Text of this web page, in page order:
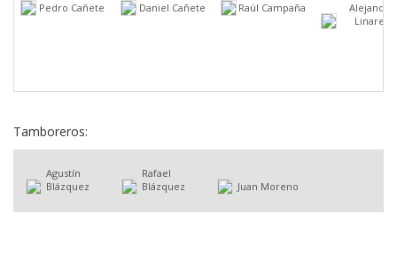
Pedro Cañete Daniel Cañete Raúl Campaña
Alejandro
Linares
Tamboreros:
Agustín
Blázquez
Rafael
Blázquez
Juan Moreno